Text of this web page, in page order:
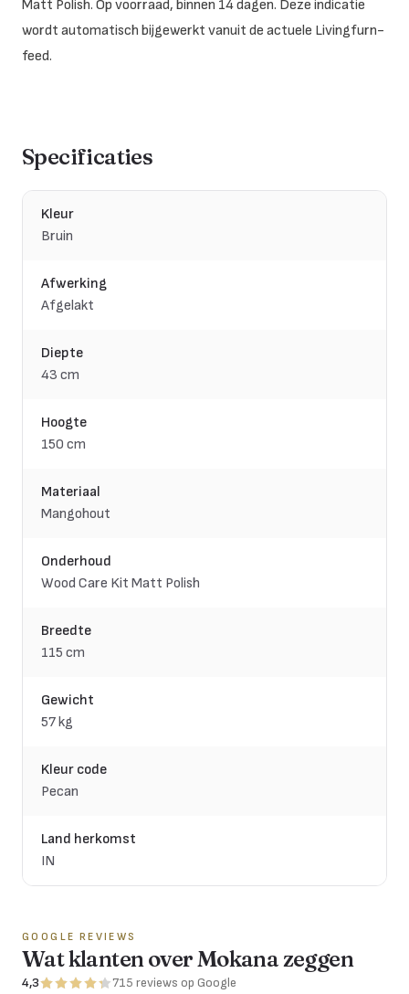
Matt Polish. Op voorraad, binnen 14 dagen. Deze indicatie
wordt automatisch bijgewerkt vanuit de actuele Livingfurn-
feed.
Specificaties
Kleur
Bruin
Afwerking
Afgelakt
Diepte
43 cm
Hoogte
150 cm
Materiaal
Mangohout
Onderhoud
Wood Care Kit Matt Polish
Breedte
115 cm
Gewicht
57 kg
Kleur code
Pecan
Land herkomst
IN
GOOGLE REVIEWS
Wat klanten over Mokana zeggen
4,3 715 reviews op Google